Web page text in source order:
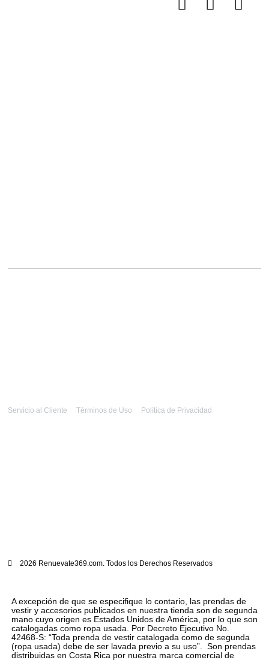
2026 Renuevate369.com. Todos los Derechos Reservados
Servicio al Cliente Términos de Uso Política de Privacidad
A excepción de que se especifique lo contario, las prendas de
vestir y accesorios publicados en nuestra tienda son de segunda
mano cuyo origen es Estados Unidos de América, por lo que son
catalogadas como ropa usada. Por Decreto Ejecutivo No.
42468-S: “Toda prenda de vestir catalogada como de segunda
(ropa usada) debe de ser lavada previo a su uso”. Son prendas
distribuidas en Costa Rica por nuestra marca comercial de